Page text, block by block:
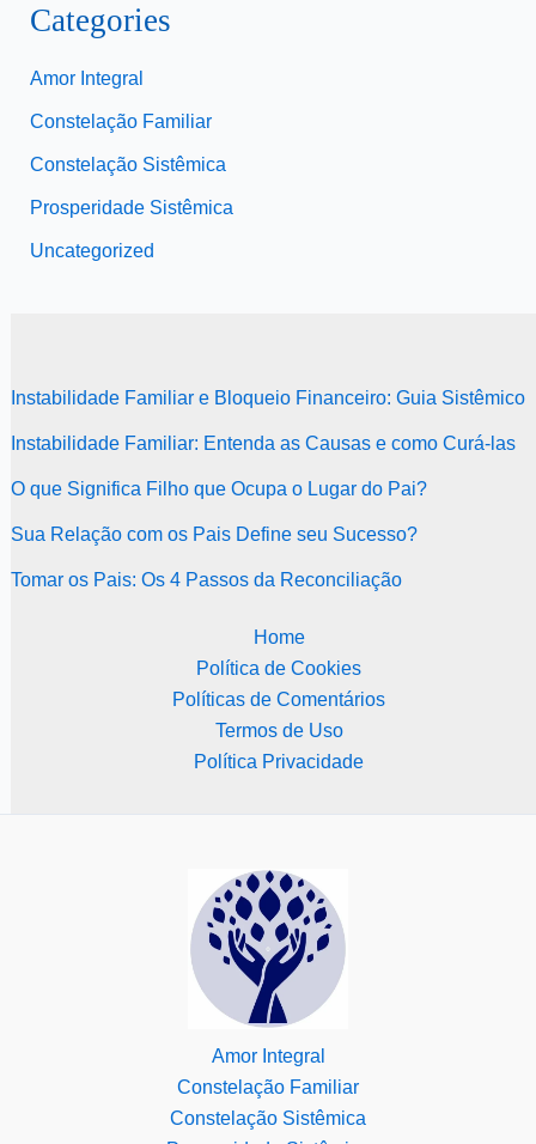
Categories
Amor Integral
Constelação Familiar
Constelação Sistêmica
Prosperidade Sistêmica
Uncategorized
Instabilidade Familiar e Bloqueio Financeiro: Guia Sistêmico
Instabilidade Familiar: Entenda as Causas e como Curá-las
O que Significa Filho que Ocupa o Lugar do Pai?
Sua Relação com os Pais Define seu Sucesso?
Tomar os Pais: Os 4 Passos da Reconciliação
Home
Política de Cookies
Políticas de Comentários
Termos de Uso
Política Privacidade
Amor Integral
Constelação Familiar
Constelação Sistêmica